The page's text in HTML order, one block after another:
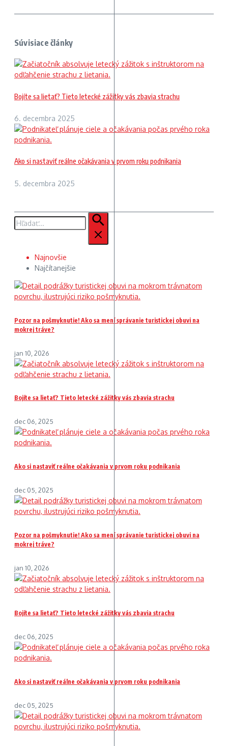
Súvisiace články
Bojíte sa lietať? Tieto letecké zážitky vás zbavia strachu
6. decembra 2025
Ako si nastaviť reálne očakávania v prvom roku podnikania
5. decembra 2025
Hľadať:
Najnovšie
Najčítanejšie
Pozor na pošmyknutie! Ako sa mení správanie turistickej obuvi na
mokrej tráve?
jan 10, 2026
Bojíte sa lietať? Tieto letecké zážitky vás zbavia strachu
dec 06, 2025
Ako si nastaviť reálne očakávania v prvom roku podnikania
dec 05, 2025
Pozor na pošmyknutie! Ako sa mení správanie turistickej obuvi na
mokrej tráve?
jan 10, 2026
Bojíte sa lietať? Tieto letecké zážitky vás zbavia strachu
dec 06, 2025
Ako si nastaviť reálne očakávania v prvom roku podnikania
dec 05, 2025